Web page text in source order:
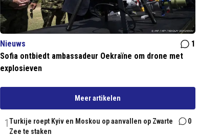
Nieuws
1
Sofia ontbiedt ambassadeur Oekraïne om drone met
explosieven
Meer artikelen
1Turkije roept Kyiv en Moskou op aanvallen op Zwarte
Zee te staken
0